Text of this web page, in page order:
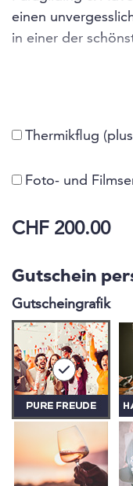
einen
in einer der
Mit unseren
atemberaubende
Gefühle.
im Einklang mit
Lebensfreude in
Thermikflug
Foto- und
CHF 200.00
Gutschein
Gutscheingrafik